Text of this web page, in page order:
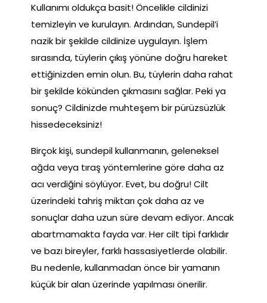
Kullanımı oldukça basit! Öncelikle cildinizi
temizleyin ve kurulayın. Ardından, Sundepil’i
nazik bir şekilde cildinize uygulayın. İşlem
sırasında, tüylerin çıkış yönüne doğru hareket
ettiğinizden emin olun. Bu, tüylerin daha rahat
bir şekilde kökünden çıkmasını sağlar. Peki ya
sonuç? Cildinizde muhteşem bir pürüzsüzlük
hissedeceksiniz!
Birçok kişi, sundepil kullanmanın, geleneksel
ağda veya tıraş yöntemlerine göre daha az
acı verdiğini söylüyor. Evet, bu doğru! Cilt
üzerindeki tahriş miktarı çok daha az ve
sonuçlar daha uzun süre devam ediyor. Ancak
abartmamakta fayda var. Her cilt tipi farklıdır
ve bazı bireyler, farklı hassasiyetlerde olabilir.
Bu nedenle, kullanmadan önce bir yamanın
küçük bir alan üzerinde yapılması önerilir.